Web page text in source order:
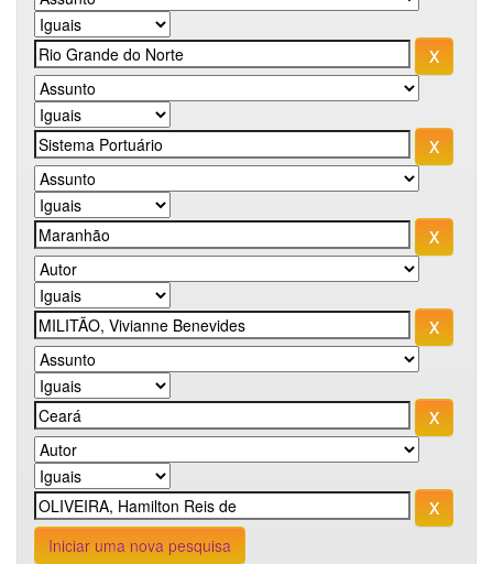
Iniciar uma nova pesquisa